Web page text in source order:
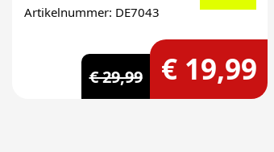
Artikelnummer: DE7043
€ 29,99 € 19,99